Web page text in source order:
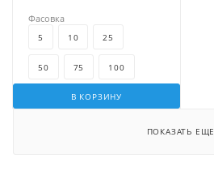
В КОРЗИНУ
Фасовка
5 10 25
50 75 100
ПОКАЗАТЬ ЕЩЕ